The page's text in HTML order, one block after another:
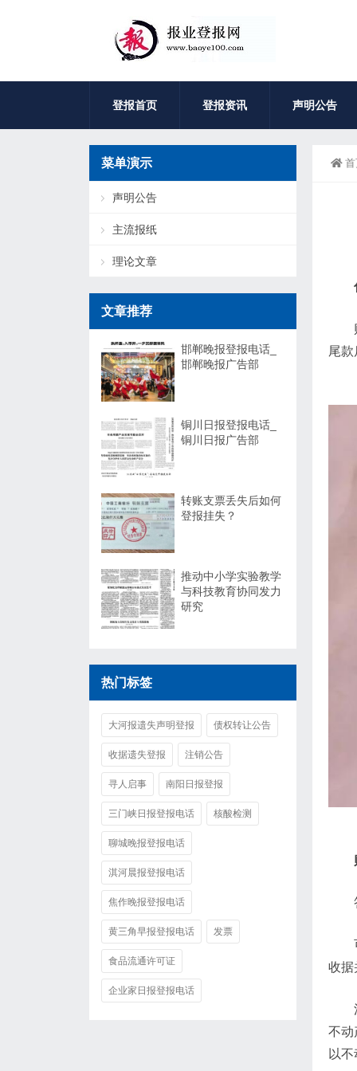
登报首页 登报资讯 声明公告
尾
收据
不动
以
菜单演示
声明公告
主流报纸
理论文章
文章推荐
邯郸晚报登报电话_
邯郸晚报广告部
铜川日报登报电话_
铜川日报广告部
转账支票丢失后如何
登报挂失？
推动中小学实验教学
与科技教育协同发力
研究
热门标签
大河报遗失声明登报 债权转让公告
收据遗失登报 注销公告
寻人启事 南阳日报登报
三门峡日报登报电话 核酸检测
聊城晚报登报电话
淇河晨报登报电话
焦作晚报登报电话
黄三角早报登报电话 发票
食品流通许可证
企业家日报登报电话